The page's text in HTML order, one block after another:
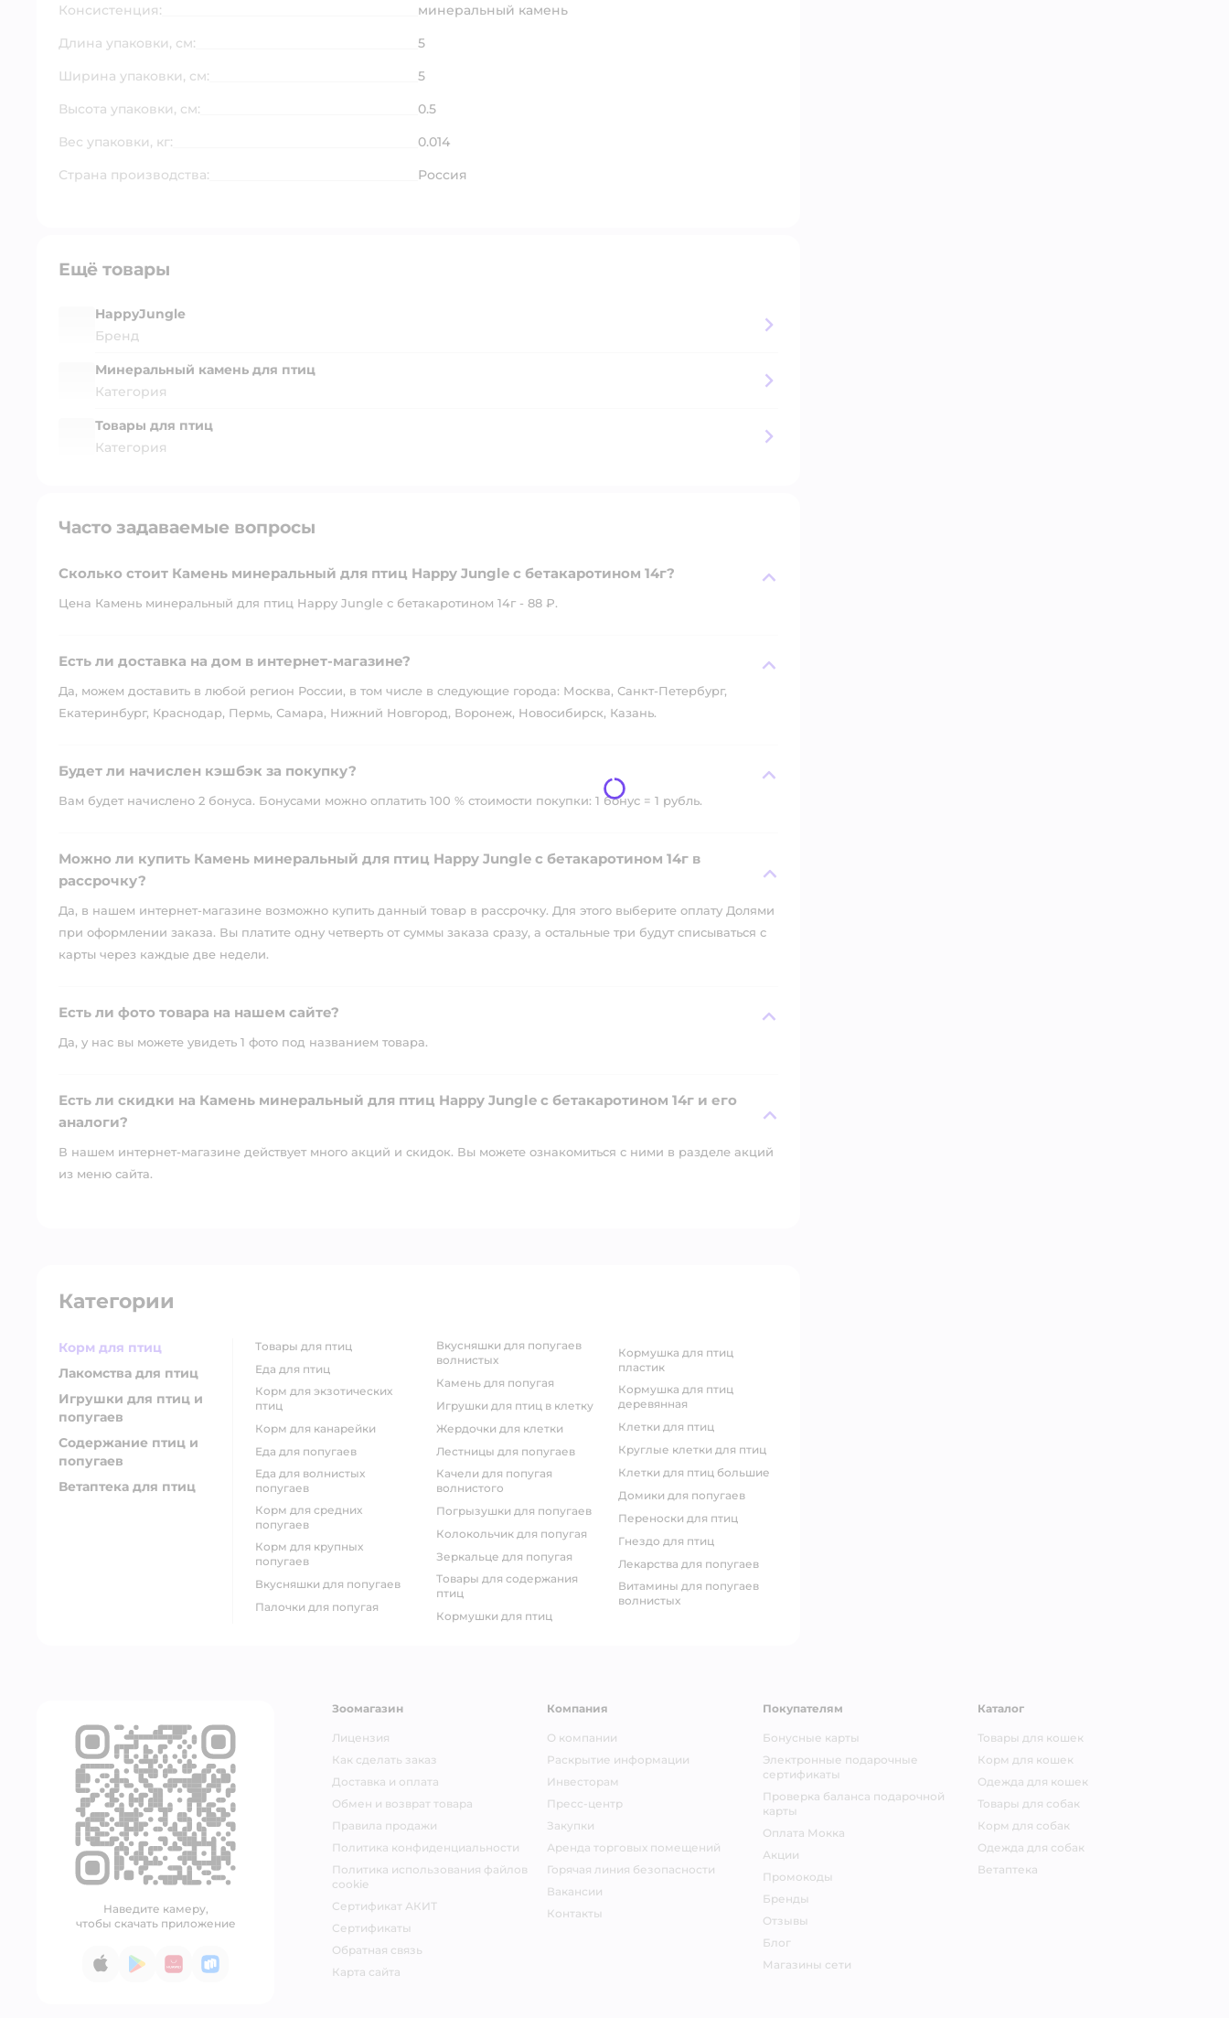
Консистенция:
минеральный камень
Длина упаковки, см:
5
Ширина упаковки, см:
5
Высота упаковки, см:
0.5
Вес упаковки, кг:
0.014
Страна производства:
Россия
Ещё товары
HappyJungle
Бренд
Минеральный камень для птиц
Категория
Товары для птиц
Категория
Часто задаваемые вопросы
Сколько стоит Камень минеральный для птиц Happy Jungle с бетакаротином 14г?
Цена Камень минеральный для птиц Happy Jungle с бетакаротином 14г - 88 ₽.
Есть ли доставка на дом в интернет-магазине?
Да, можем доставить в любой регион России, в том числе в следующие города: Москва, Санкт-Петербург,
Екатеринбург, Краснодар, Пермь, Самара, Нижний Новгород, Воронеж, Новосибирск, Казань.
Будет ли начислен кэшбэк за покупку?
Вам будет начислено 2 бонуса. Бонусами можно оплатить 100 % стоимости покупки: 1 бонус = 1 рубль.
Можно ли купить Камень минеральный для птиц Happy Jungle с бетакаротином 14г в
рассрочку?
Да, в нашем интернет-магазине возможно купить данный товар в рассрочку. Для этого выберите оплату Долями
при оформлении заказа. Вы платите одну четверть от суммы заказа сразу, а остальные три будут списываться с
карты через каждые две недели.
Есть ли фото товара на нашем сайте?
Да, у нас вы можете увидеть 1 фото под названием товара.
Есть ли скидки на Камень минеральный для птиц Happy Jungle с бетакаротином 14г и его
аналоги?
В нашем интернет-магазине действует много акций и скидок. Вы можете ознакомиться с ними в разделе акций
из меню сайта.
Категории
Корм для птиц
Лакомства для птиц
Игрушки для птиц и
попугаев
Содержание птиц и
попугаев
Ветаптека для птиц
товары для птиц
еда для птиц
корм для экзотических
птиц
корм для канарейки
еда для попугаев
еда для волнистых
попугаев
корм для средних
попугаев
корм для крупных
попугаев
вкусняшки для попугаев
палочки для попугая
вкусняшки для попугаев
волнистых
камень для попугая
игрушки для птиц в клетку
жердочки для клетки
лестницы для попугаев
качели для попугая
волнистого
погрызушки для попугаев
колокольчик для попугая
зеркальце для попугая
товары для содержания
птиц
кормушки для птиц
кормушка для птиц
пластик
кормушка для птиц
деревянная
клетки для птиц
круглые клетки для птиц
клетки для птиц большие
домики для попугаев
переноски для птиц
гнездо для птиц
лекарства для попугаев
витамины для попугаев
волнистых
Наведите камеру,
чтобы скачать приложение
App StoreGoogle Play
AppGallery
RuStore
Зоомагазин
Лицензия
Как сделать заказ
Доставка и оплата
Обмен и возврат товара
Правила продажи
Политика конфиденциальности
Политика использования файлов
cookie
Сертификат АКИТ
Сертификаты
Обратная связь
Карта сайта
Компания
О компании
Раскрытие информации
Инвесторам
Пресс-центр
Закупки
Аренда торговых помещений
Горячая линия безопасности
Вакансии
Контакты
Покупателям
Бонусные карты
Электронные подарочные
сертификаты
Проверка баланса подарочной
карты
Оплата Мокка
Акции
Промокоды
Бренды
Отзывы
Блог
Магазины сети
Каталог
Товары для кошек
Корм для кошек
Одежда для кошек
Товары для собак
Корм для собак
Одежда для собак
Ветаптека